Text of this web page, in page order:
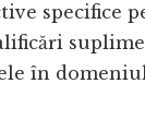
specifice
în